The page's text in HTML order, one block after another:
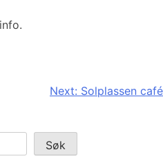
Next: Solplassen café
Søk